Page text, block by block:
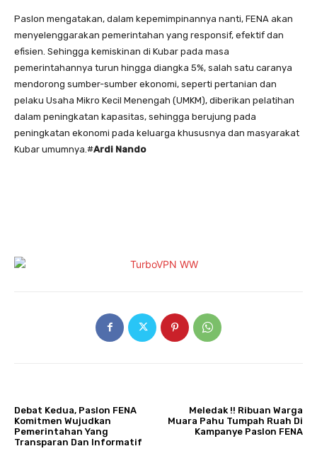
Paslon mengatakan, dalam kepemimpinannya nanti, FENA akan
menyelenggarakan pemerintahan yang responsif, efektif dan
efisien. Sehingga kemiskinan di Kubar pada masa
pemerintahannya turun hingga diangka 5%, salah satu caranya
mendorong sumber-sumber ekonomi, seperti pertanian dan
pelaku Usaha Mikro Kecil Menengah (UMKM), diberikan pelatihan
dalam peningkatan kapasitas, sehingga berujung pada
peningkatan ekonomi pada keluarga khususnya dan masyarakat
Kubar umumnya.#Ardi Nando
Debat Kedua, Paslon FENA
Komitmen Wujudkan
Pemerintahan Yang
Transparan Dan Informatif
Meledak !! Ribuan Warga
Muara Pahu Tumpah Ruah Di
Kampanye Paslon FENA